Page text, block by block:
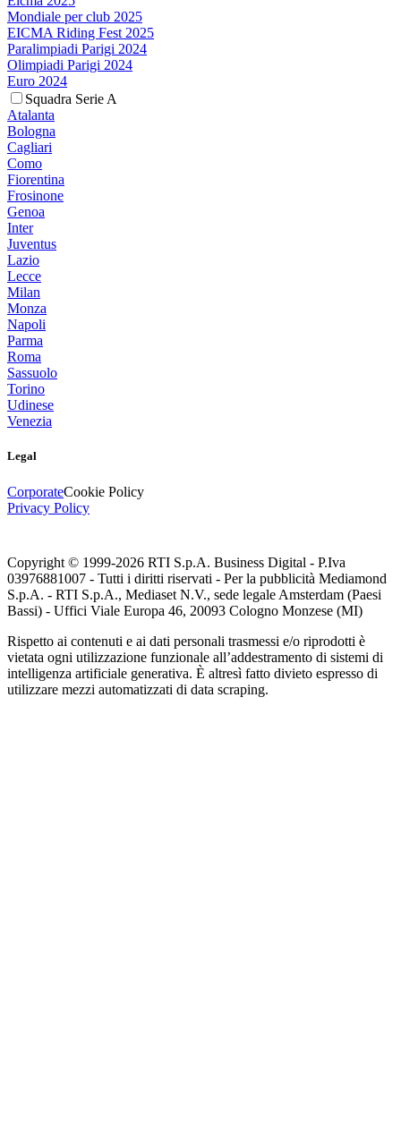
Mondiale per club 2025
EICMA Riding Fest 2025
Paralimpiadi Parigi 2024
Olimpiadi Parigi 2024
Euro 2024
Squadra Serie A
Atalanta
Bologna
Cagliari
Como
Fiorentina
Frosinone
Genoa
Inter
Juventus
Lazio
Lecce
Milan
Monza
Napoli
Parma
Roma
Sassuolo
Torino
Udinese
Venezia
Legal
CorporateCookie Policy
Privacy Policy
Copyright © 1999-2026 RTI S.p.A. Business Digital - P.Iva
03976881007 - Tutti i diritti riservati - Per la pubblicità Mediamond
S.p.A. - RTI S.p.A., Mediaset N.V., sede legale Amsterdam (Paesi
Bassi) - Uffici Viale Europa 46, 20093 Cologno Monzese (MI)
Rispetto ai contenuti e ai dati personali trasmessi e/o riprodotti è
vietata ogni utilizzazione funzionale all’addestramento di sistemi di
intelligenza artificiale generativa. È altresì fatto divieto espresso di
utilizzare mezzi automatizzati di data scraping.